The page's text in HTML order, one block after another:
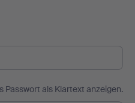
Passwort als Klartext anzeigen.